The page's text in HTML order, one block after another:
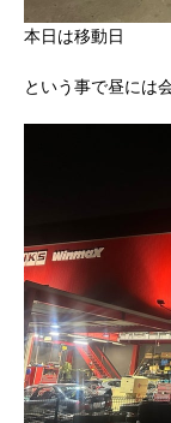
本日は移動日
という事で昼には